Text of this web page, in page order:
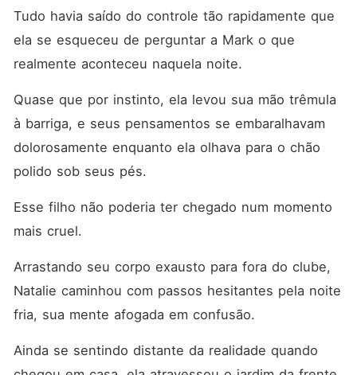
Tudo havia saído do controle tão rapidamente que
ela se esqueceu de perguntar a Mark o que
realmente aconteceu naquela noite.
Quase que por instinto, ela levou sua mão trêmula
à barriga, e seus pensamentos se embaralhavam
dolorosamente enquanto ela olhava para o chão
polido sob seus pés.
Esse filho não poderia ter chegado num momento
mais cruel.
Arrastando seu corpo exausto para fora do clube,
Natalie caminhou com passos hesitantes pela noite
fria, sua mente afogada em confusão.
Ainda se sentindo distante da realidade quando